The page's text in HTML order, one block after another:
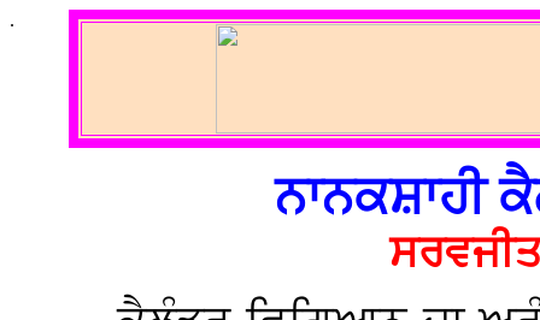
.
ਨਾਨਕਸ਼ਾਹੀ